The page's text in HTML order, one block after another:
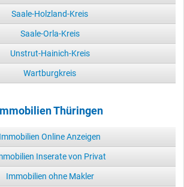
Saale-Holzland-Kreis
Saale-Orla-Kreis
Unstrut-Hainich-Kreis
Wartburgkreis
Immobilien Thüringen
Immobilien Online Anzeigen
Inserate von Privat
Immobilien ohne Makler